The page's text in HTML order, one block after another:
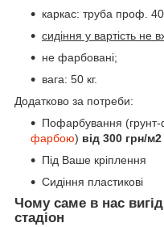
каркас: труба проф.
сидіння у вартість не
не фарбовані;
вага: 50 кг.
Додатково за потреби:
Пофарбування
фарбою) від 300 грн/м2
Під Ваше кріплення
Сидіння пластикові
Чому саме в нас
стадіон